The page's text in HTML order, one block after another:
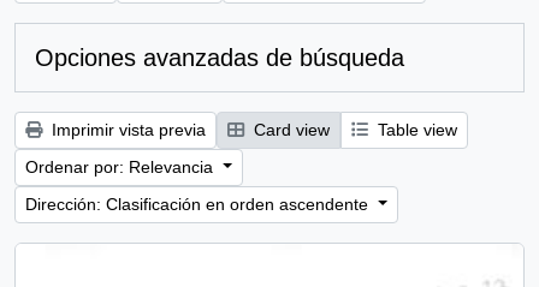
Opciones avanzadas de búsqueda
Imprimir vista previa Card view
Table view
Ordenar por: Relevancia
Dirección: Clasificación en orden ascendente